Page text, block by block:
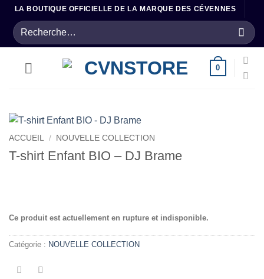
Passer
contenu
LA BOUTIQUE OFFICIELLE DE LA MARQUE DES CÉVENNES
Recherche
pour :
0
ACCUEIL / NOUVELLE COLLECTION
T-shirt Enfant BIO – DJ Brame
Ce produit est actuellement en rupture et indisponible.
Catégorie : NOUVELLE COLLECTION